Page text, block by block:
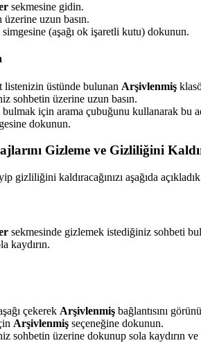
sekmesine gidin.
uzun basın.
(aşağı ok işaretli kutu) dokunun.
listenizin üstünde bulunan Arşivlenmiş
sohbetin üzerine uzun basın.
için arama çubuğunu kullanarak bu
dokunun.
Gizleme ve Gizliliğini
gizliliğini kaldıracağınızı aşağıda
sekmesinde gizlemek istediğiniz sohbeti
kaydırın.
çekerek Arşivlenmiş bağlantısını
Arşivlenmiş seçeneğine dokunun.
sohbetin üzerine dokunup sola kaydırın ve